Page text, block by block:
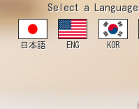
Select a Language
日本語 ENG KOR